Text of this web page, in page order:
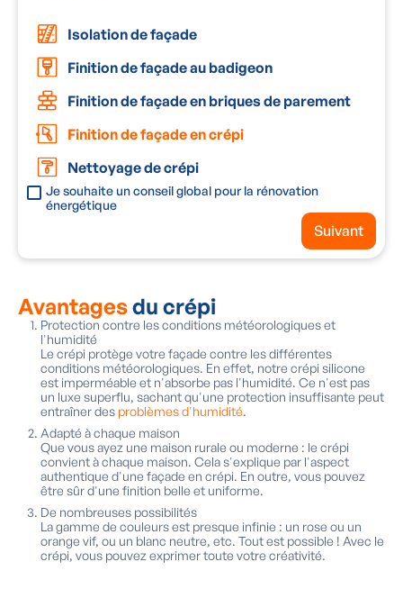
Isolation de façade
Finition de façade au badigeon
Finition de façade en briques de parement
Finition de façade en crépi
Nettoyage de crépi
Je souhaite un conseil global pour la rénovation
énergétique
Suivant
Avantagesdu crépi
Protection contre les conditions météorologiques et
l'humidité
Le crépi protège votre façade contre les différentes
conditions météorologiques. En effet, notre crépi silicone
est imperméable et n'absorbe pas l'humidité. Ce n'est pas
un luxe superflu, sachant qu'une protection insuffisante peut
entraîner des problèmes d'humidité.
Adapté à chaque maison
Que vous ayez une maison rurale ou moderne : le crépi
convient à chaque maison. Cela s'explique par l'aspect
authentique d'une façade en crépi. En outre, vous pouvez
être sûr d'une finition belle et uniforme.
De nombreuses possibilités
La gamme de couleurs est presque infinie : un rose ou un
orange vif, ou un blanc neutre, etc. Tout est possible ! Avec le
crépi, vous pouvez exprimer toute votre créativité.